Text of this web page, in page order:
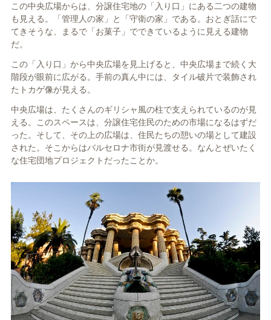
この中央広場からは、分譲住宅地の「入り口」にある二つの建物
も見える。「管理人の家」と「守衛の家」である。おとぎ話にで
てきそうな、まるで「お菓子」でできているように見える建物
だ。
この「入り口」から中央広場を見上げると、中央広場まで続く大
階段が眼前に広がる。手前の真ん中には、タイル破片で装飾され
たトカゲ像が見える。
中央広場は、たくさんのギリシャ風の柱で支えられているのが見
える。このスペースは、分譲住宅住民のための市場になるはずだ
った。そして、その上の広場は、住民たちの憩いの場として建設
された。そこからはバルセロナ市街が見渡せる。なんとぜいたく
な住宅団地プロジェクトだったことか。